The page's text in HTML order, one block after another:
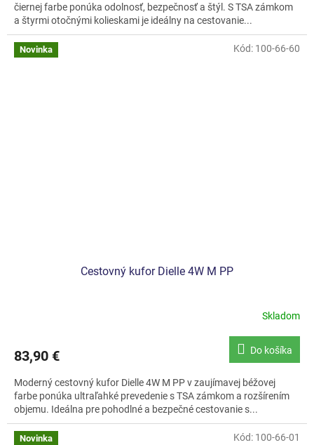
čiernej farbe ponúka odolnosť, bezpečnosť a štýl. S TSA zámkom
a štyrmi otočnými kolieskami je ideálny na cestovanie...
Novinka
Cestovný kufor Dielle 4W M PP
Skladom
83,90 € Do košíka
Moderný cestovný kufor Dielle 4W M PP v zaujímavej béžovej
farbe ponúka ultraľahké prevedenie s TSA zámkom a rozšírením
objemu. Ideálna pre pohodlné a bezpečné cestovanie s...
Kód: 100-66-60
Novinka Kód: 100-66-01